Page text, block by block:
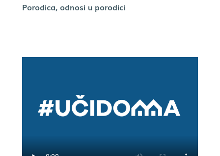
Porodica, odnosi u porodici